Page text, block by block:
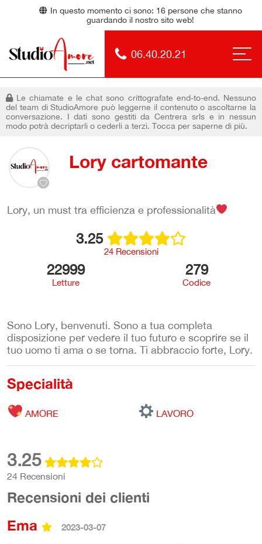
In questo momento ci sono: 16persone che stanno
guardando il nostro sito web!
06.40.20.21
Le chiamate e le chat sono crittografate end-to-end. Nessuno
del team di StudioAmore può leggerne il contenuto o ascoltarne la
conversazione. I dati sono gestiti da Centrera srls e in nessun
modo potrà decriptarli o cederli a terzi. Tocca per saperne di più.
Lory cartomante
Lory, un must tra efficienza e professionalità
3.25
24 Recensioni
22999
Letture
279
Codice
Sono Lory, benvenuti. Sono a tua completa
disposizione per vedere il tuo futuro e scoprire se il
tuo uomo ti ama o se torna. Ti abbraccio forte, Lory.
Specialità
AMORE LAVORO
3.25
24 Recensioni
Recensioni dei clienti
Ema
2023-03-07